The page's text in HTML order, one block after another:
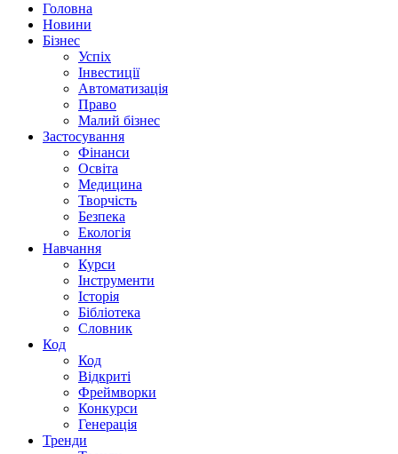
Головна
Новини
Бізнес
Успіх
Інвестиції
Автоматизація
Право
Малий бізнес
Застосування
Фінанси
Освіта
Медицина
Творчість
Безпека
Екологія
Навчання
Курси
Інструменти
Історія
Бібліотека
Словник
Код
Код
Відкриті
Фреймворки
Конкурси
Генерація
Тренди